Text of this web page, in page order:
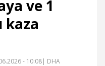
ve 1
kaza
- 10:08| DHA